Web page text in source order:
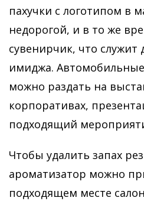
пахучки с логотипом в
недорогой, и в то же
сувенирчик, что служит
имиджа.
можно раздать на
корпоративах,
подходящий
Чтобы удалить запах
ароматизатор можно
подходящем месте